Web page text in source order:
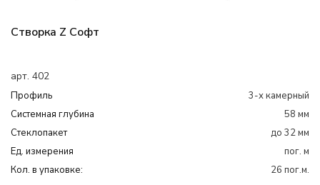
Створка Z Софт
арт. 402
Профиль
3-х камерный
Системная глубина
58 мм
Cтеклопакет
до 32 мм
Ед. измерения
пог. м
Кол. в упаковке:
26 пог.м.